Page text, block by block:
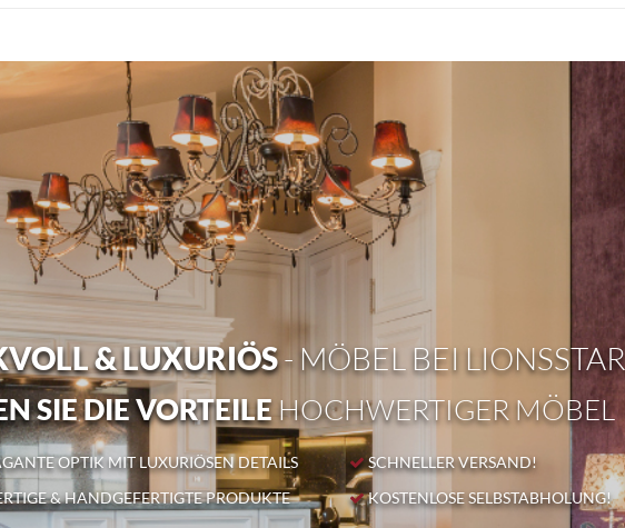
& LUXURIÖS- MÖBEL BEI LIONSSTAR
SIE DIE VORTEILEHOCHWERTIGER MÖBEL
OPTIK MIT LUXURIÖSEN DETAILS
& HANDGEFERTIGTE PRODUKTE
SCHNELLER VERSAND!
KOSTENLOSE SELBSTABHOLUNG!